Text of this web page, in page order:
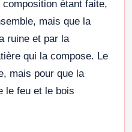
composition étant faite,
mais que la
ruine et par la
qui la compose. Le
mais pour que la
le feu et le bois